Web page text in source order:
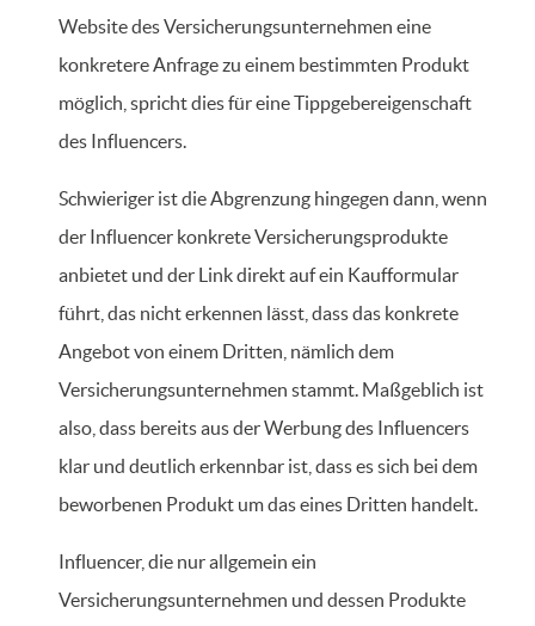
Website des Versicherungsunternehmen eine
konkretere Anfrage zu einem bestimmten Produkt
möglich, spricht dies für eine Tippgebereigenschaft
des Influencers.
Schwieriger ist die Abgrenzung hingegen dann, wenn
der Influencer konkrete Versicherungsprodukte
anbietet und der Link direkt auf ein Kaufformular
führt, das nicht erkennen lässt, dass das konkrete
Angebot von einem Dritten, nämlich dem
Versicherungsunternehmen stammt. Maßgeblich ist
also, dass bereits aus der Werbung des Influencers
klar und deutlich erkennbar ist, dass es sich bei dem
beworbenen Produkt um das eines Dritten handelt.
Influencer, die nur allgemein ein
Versicherungsunternehmen und dessen Produkte